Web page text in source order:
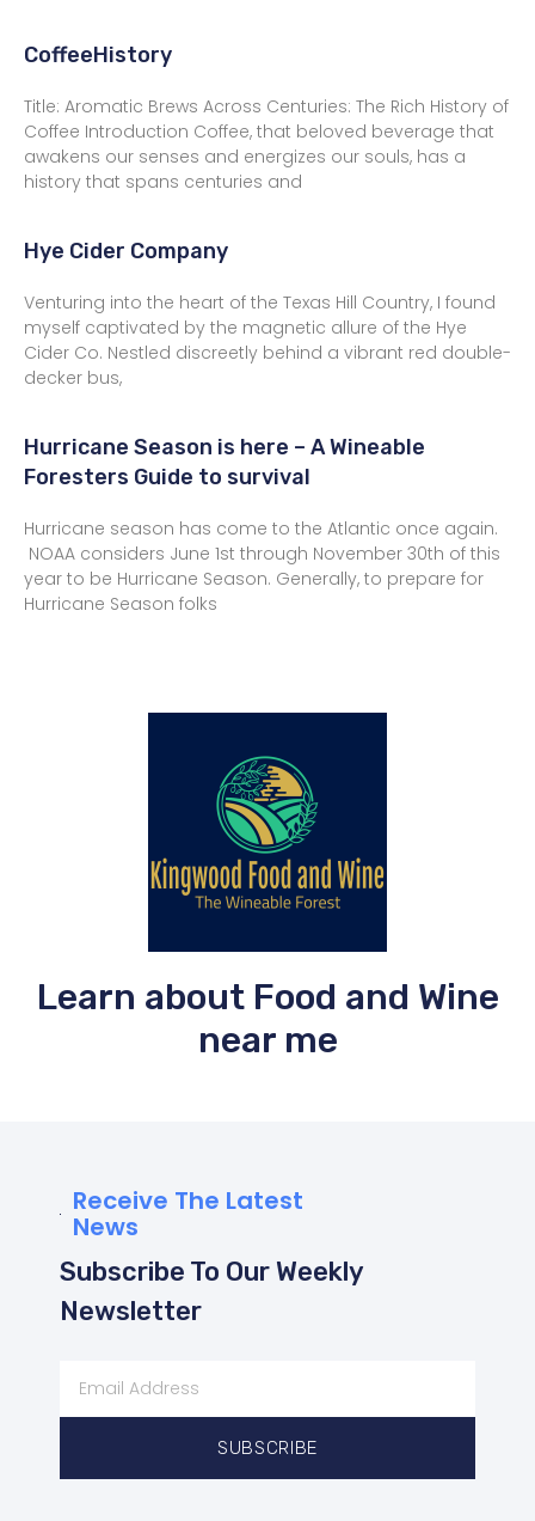
CoffeeHistory
Title: Aromatic Brews Across Centuries: The Rich History of
Coffee Introduction Coffee, that beloved beverage that
awakens our senses and energizes our souls, has a
history that spans centuries and
Hye Cider Company
Venturing into the heart of the Texas Hill Country, I found
myself captivated by the magnetic allure of the Hye
Cider Co. Nestled discreetly behind a vibrant red double-
decker bus,
Hurricane Season is here – A Wineable
Foresters Guide to survival
Hurricane season has come to the Atlantic once again.
NOAA considers June 1st through November 30th of this
year to be Hurricane Season. Generally, to prepare for
Hurricane Season folks
Learn about Food and Wine
near me
Receive The Latest
News
Subscribe To Our Weekly
Newsletter
SUBSCRIBE